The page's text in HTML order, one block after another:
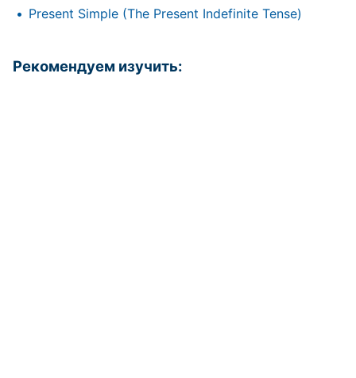
Present Simple (The Present Indefinite Tense)
Рекомендуем изучить: